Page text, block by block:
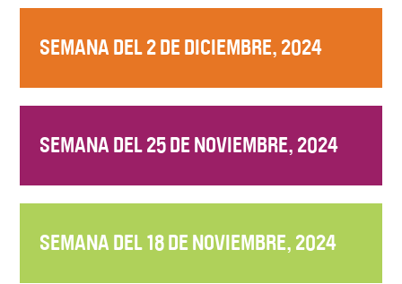
SEMANA DEL 2 DE DICIEMBRE, 2024
SEMANA DEL 25 DE NOVIEMBRE, 2024
SEMANA DEL 18 DE NOVIEMBRE, 2024